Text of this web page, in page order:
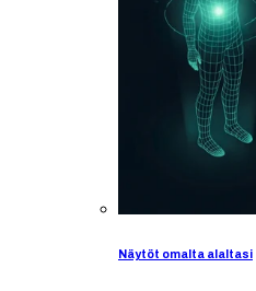
Näytöt omalta alaltasi